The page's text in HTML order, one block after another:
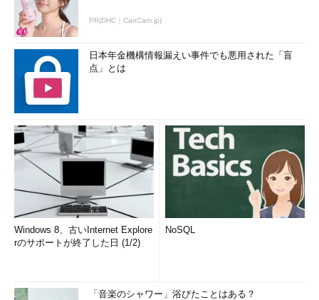
PR(DHC｜CanCam.jp)
日本年金機構情報漏えい事件でも悪用された「盲
点」とは
Windows 8、古いInternet Explore
rのサポートが終了した日 (1/2)
NoSQL
「音楽のシャワー」浴びたことはある？